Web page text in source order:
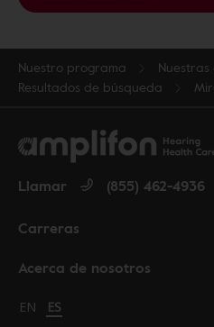
Nuestro programa
Nuestras
Resultados de búsqueda
Acerca de nosotros
Carreras
Llamar (855) 462-4936
Change language to English
EN Cambiar idioma a español
ES